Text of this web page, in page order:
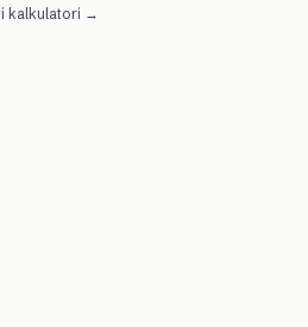
kalkulatori →